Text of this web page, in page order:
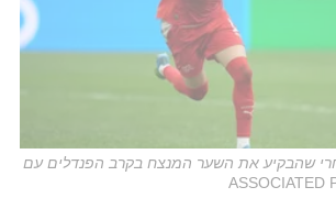
אחרי שהבקיע את השער המנצח בקרב הפנדלים עם
ASSOCIATED